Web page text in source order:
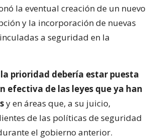
la eventual creación de un nuevo
y la incorporación de nuevas
a seguridad en la
la prioridad debería estar puesta
efectiva de las leyes que ya han
y en áreas que, a su juicio,
de las políticas de seguridad
el gobierno anterior.